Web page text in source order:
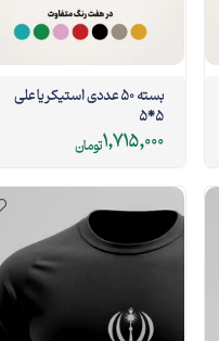
بسته 50 عددی استیکر یا علی
5*5
1,715,000تومان